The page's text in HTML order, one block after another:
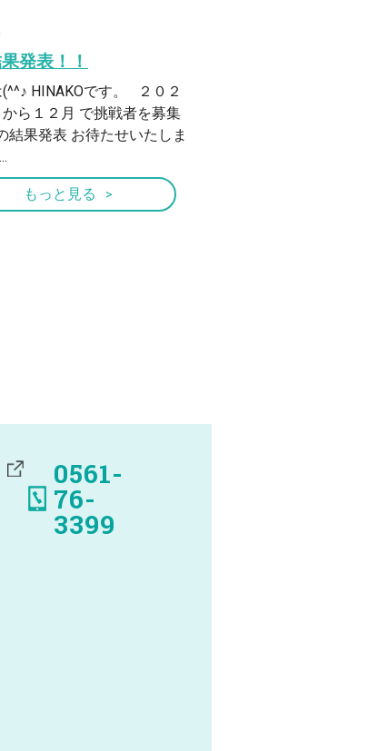
発表！！
HINAKOです。 ２０２
から１２月 で挑戦者を募集
結果発表 お待たせいたしま
もっと見る
0561-
76-
3399